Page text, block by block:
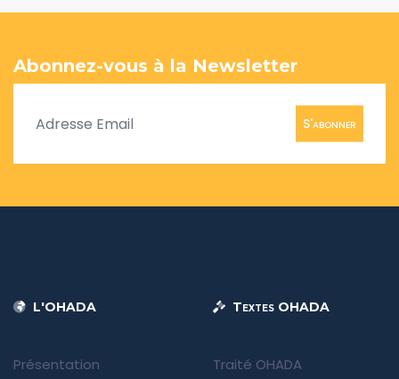
Abonnez-vous à la Newsletter
S'abonner
L'OHADA
Présentation
Textes OHADA
Traité OHADA